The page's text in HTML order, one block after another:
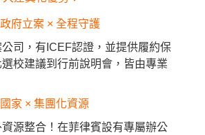
府立案 × 全程守護
司，有ICEF認證，並提供履約保
校建議到行前說明會，皆由專業
家 × 集團化資源
源整合！在菲律賓設有專屬辦公